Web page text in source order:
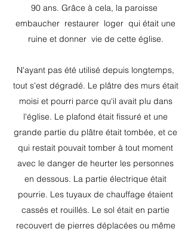
90 ans. Grâce à cela, la paroisse
embaucher restaurer loger qui était une
ruine et donner vie de cette église.
N'ayant pas été utilisé depuis longtemps,
tout s'est dégradé. Le plâtre des murs était
moisi et pourri parce qu'il avait plu dans
l'église. Le plafond était fissuré et une
grande partie du plâtre était tombée, et ce
qui restait pouvait tomber à tout moment
avec le danger de heurter les personnes
en dessous. La partie électrique était
pourrie. Les tuyaux de chauffage étaient
cassés et rouillés. Le sol était en partie
recouvert de pierres déplacées ou même